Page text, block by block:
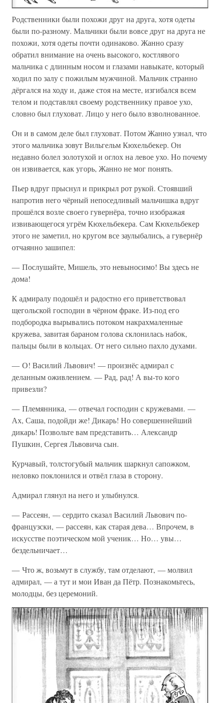
Родственники были похожи друг на друга, хотя одеты
были по-разному. Мальчики были вовсе друг на друга не
похожи, хотя одеты почти одинаково. Жанно сразу
обратил внимание на очень высокого, костлявого
мальчика с длинным носом и глазами навыкате, который
ходил по залу с пожилым мужчиной. Мальчик странно
дёргался на ходу и, даже стоя на месте, изгибался всем
телом и подставлял своему родственнику правое ухо,
словно был глуховат. Лицо у него было взволнованное.
Он и в самом деле был глуховат. Потом Жанно узнал, что
этого мальчика зовут Вильгельм Кюхельбекер. Он
недавно болел золотухой и оглох на левое ухо. Но почему
он извивается, как угорь, Жанно не мог понять.
Пьер вдруг прыснул и прикрыл рот рукой. Стоявший
напротив него чёрный непоседливый мальчишка вдруг
прошёлся возле своего гувернёра, точно изображая
извивающегося угрём Кюхельбекера. Сам Кюхельбекер
этого не заметил, но кругом все заулыбались, а гувернёр
отчаянно зашипел:
— Послушайте, Мишель, это невыносимо! Вы здесь не
дома!
К адмиралу подошёл и радостно его приветствовал
щегольской господин в чёрном фраке. Из-под его
подбородка вырывались потоком накрахмаленные
кружева, завитая бараном голова склонилась набок,
пальцы были в кольцах. От него сильно пахло духами.
— О! Василий Львович! — произнёс адмирал с
деланным оживлением. — Рад, рад! А вы-то кого
привезли?
— Племянника, — отвечал господин с кружевами. —
Ах, Саша, подойди же! Дикарь! Но совершеннейший
дикарь! Позвольте вам представить… Александр
Пушкин, Сергея Львовича сын.
Курчавый, толстогубый мальчик шаркнул сапожком,
неловко поклонился и отвёл глаза в сторону.
Адмирал глянул на него и улыбнулся.
— Рассеян, — сердито сказал Василий Львович по-
французски, — рассеян, как старая дева… Впрочем, в
искусстве поэтическом мой ученик… Но… увы…
бездельничает…
— Что ж, возьмут в службу, там отделают, — молвил
адмирал, — а тут и мои Иван да Пётр. Познакомьтесь,
молодцы, без церемоний.